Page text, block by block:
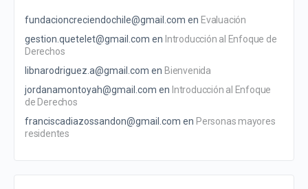
fundacioncreciendochile@gmail.com en Evaluación
gestion.quetelet@gmail.com en Introducción al Enfoque de
Derechos
libnarodriguez.a@gmail.com en Bienvenida
jordanamontoyah@gmail.com en Introducción al Enfoque
de Derechos
franciscadiazossandon@gmail.com en Personas mayores
residentes